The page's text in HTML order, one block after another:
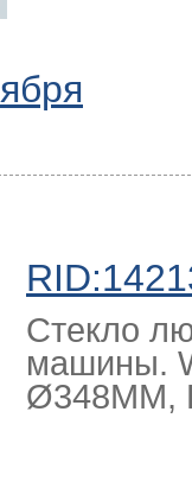
Стекло
машины.
Ø348MM,